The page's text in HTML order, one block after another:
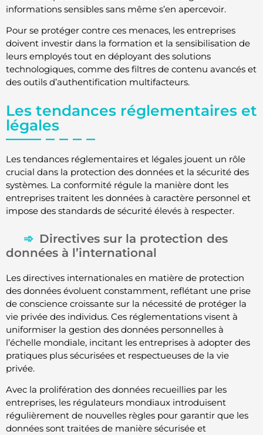
informations sensibles sans même s’en apercevoir.
Pour se protéger contre ces menaces, les entreprises
doivent investir dans la formation et la sensibilisation de
leurs employés tout en déployant des solutions
technologiques, comme des filtres de contenu avancés et
des outils d’authentification multifacteurs.
Les tendances réglementaires et
légales
Les tendances réglementaires et légales jouent un rôle
crucial dans la protection des données et la sécurité des
systèmes. La conformité régule la manière dont les
entreprises traitent les données à caractère personnel et
impose des standards de sécurité élevés à respecter.
Directives sur la protection des
données à l’international
Les directives internationales en matière de protection
des données évoluent constamment, reflétant une prise
de conscience croissante sur la nécessité de protéger la
vie privée des individus. Ces réglementations visent à
uniformiser la gestion des données personnelles à
l’échelle mondiale, incitant les entreprises à adopter des
pratiques plus sécurisées et respectueuses de la vie
privée.
Avec la prolifération des données recueillies par les
entreprises, les régulateurs mondiaux introduisent
régulièrement de nouvelles règles pour garantir que les
données sont traitées de manière sécurisée et